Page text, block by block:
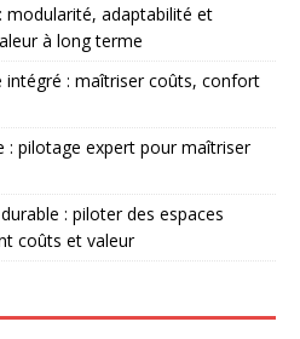
modularité, adaptabilité et
à long terme
: maîtriser coûts, confort
: pilotage expert pour maîtriser
: piloter des espaces
coûts et valeur